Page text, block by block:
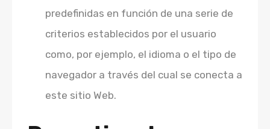
predefinidas en función de una serie de
criterios establecidos por el usuario
como, por ejemplo, el idioma o el tipo de
navegador a través del cual se conecta a
este sitio Web.